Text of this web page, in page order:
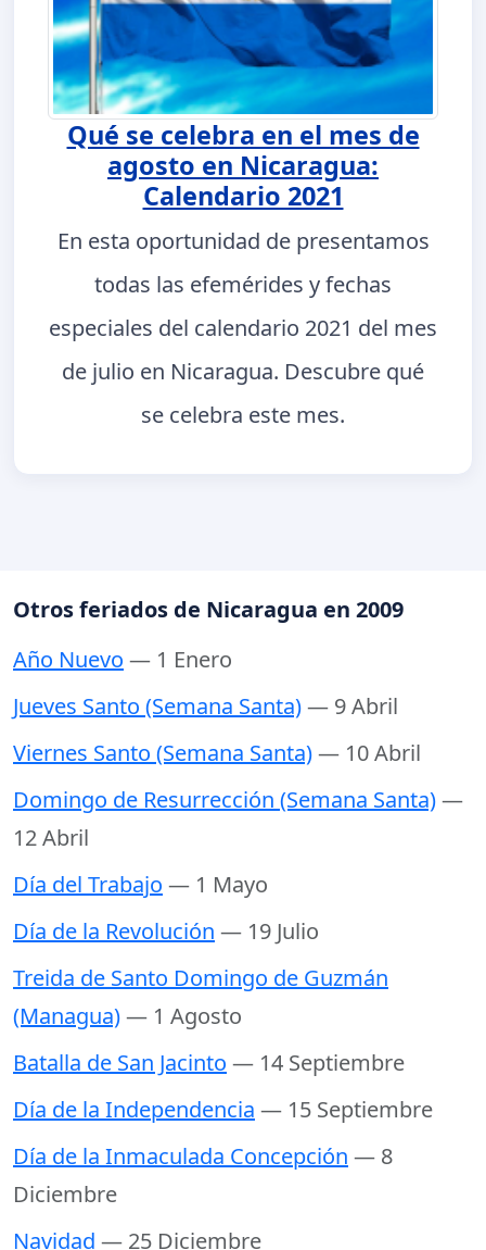
Qué se celebra en el mes de
agosto en Nicaragua:
Calendario 2021
En esta oportunidad de presentamos
todas las efemérides y fechas
especiales del calendario 2021 del mes
de julio en Nicaragua. Descubre qué
se celebra este mes.
Otros feriados de Nicaragua en 2009
Año Nuevo — 1 Enero
Jueves Santo (Semana Santa)— 9 Abril
Viernes Santo (Semana Santa)— 10 Abril
Domingo de Resurrección (Semana Santa)—
12 Abril
Día del Trabajo — 1 Mayo
Día de la Revolución — 19 Julio
Treida de Santo Domingo de Guzmán
(Managua)— 1 Agosto
Batalla de San Jacinto — 14 Septiembre
Día de la Independencia — 15 Septiembre
Día de la Inmaculada Concepción — 8
Diciembre
Navidad — 25 Diciembre